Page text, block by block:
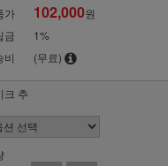
가 102,000원
금
1%
비
(무료)
크 추